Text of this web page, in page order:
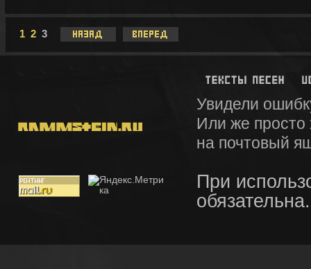
1 2 3
Увидели
Или же просто
на почтовый
При